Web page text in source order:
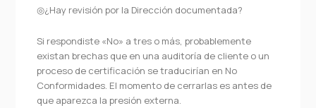
◎¿Hay revisión por la Dirección documentada?
Si respondiste «No» a tres o más, probablemente
existan brechas que en una auditoría de cliente o un
proceso de certificación se traducirían en No
Conformidades. El momento de cerrarlas es antes de
que aparezca la presión externa.